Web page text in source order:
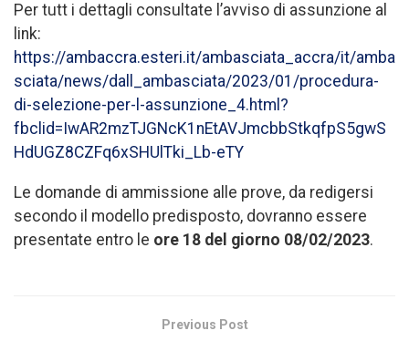
Per tutt i dettagli consultate l’avviso di assunzione al
link:
https://ambaccra.esteri.it/ambasciata_accra/it/amba
sciata/news/dall_ambasciata/2023/01/procedura-
di-selezione-per-l-assunzione_4.html?
fbclid=IwAR2mzTJGNcK1nEtAVJmcbbStkqfpS5gwS
HdUGZ8CZFq6xSHUlTki_Lb-eTY
Le domande di ammissione alle prove, da redigersi
secondo il modello predisposto, dovranno essere
presentate entro le ore 18 del giorno 08/02/2023.
Previous Post